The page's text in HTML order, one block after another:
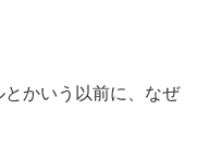
かいう以前に、なぜ